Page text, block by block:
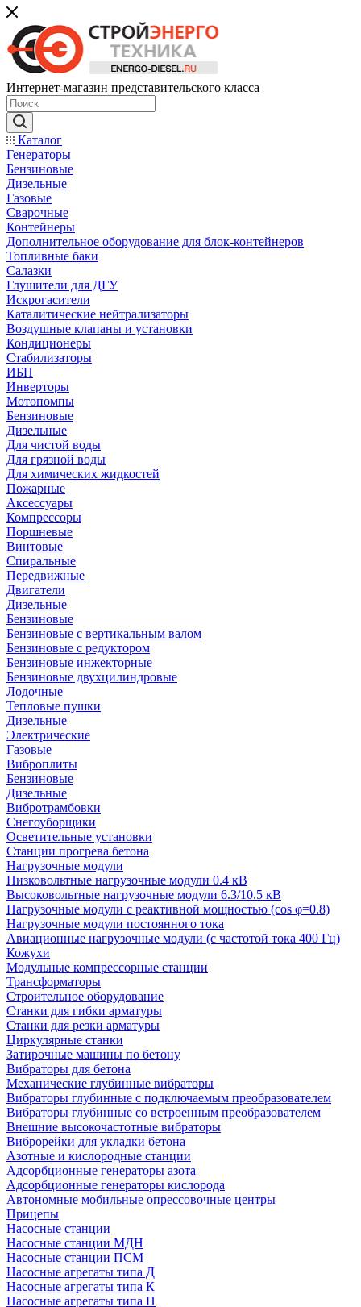
Интернет-магазин представительского класса
Каталог
Генераторы
Бензиновые
Дизельные
Газовые
Сварочные
Контейнеры
Дополнительное оборудование для блок-контейнеров
Топливные баки
Салазки
Глушители для ДГУ
Искрогасители
Каталитические нейтрализаторы
Воздушные клапаны и установки
Кондиционеры
Стабилизаторы
ИБП
Инверторы
Мотопомпы
Бензиновые
Дизельные
Для чистой воды
Для грязной воды
Для химических жидкостей
Пожарные
Аксессуары
Компрессоры
Поршневые
Винтовые
Спиральные
Передвижные
Двигатели
Дизельные
Бензиновые
Бензиновые с вертикальным валом
Бензиновые с редуктором
Бензиновые инжекторные
Бензиновые двухцилиндровые
Лодочные
Тепловые пушки
Дизельные
Электрические
Газовые
Виброплиты
Бензиновые
Дизельные
Вибротрамбовки
Снегоуборщики
Осветительные установки
Станции прогрева бетона
Нагрузочные модули
Низковольтные нагрузочные модули 0.4 кВ
Высоковольтные нагрузочные модули 6.3/10.5 кВ
Нагрузочные модули с реактивной мощностью (cos φ=0.8)
Нагрузочные модули постоянного тока
Авиационные нагрузочные модули (с частотой тока 400 Гц)
Кожухи
Модульные компрессорные станции
Трансформаторы
Строительное оборудование
Станки для гибки арматуры
Станки для резки арматуры
Циркулярные станки
Затирочные машины по бетону
Вибраторы для бетона
Механические глубинные вибраторы
Вибраторы глубинные с подключаемым преобразователем
Вибраторы глубинные со встроенным преобразователем
Внешние высокочастотные вибраторы
Виброрейки для укладки бетона
Азотные и кислородные станции
Адсорбционные генераторы азота
Адсорбционные генераторы кислорода
Автономные мобильные опрессовочные центры
Прицепы
Насосные станции
Насосные станции МДН
Насосные станции ПСМ
Насосные агрегаты типа Д
Насосные агрегаты типа К
Насосные агрегаты типа П